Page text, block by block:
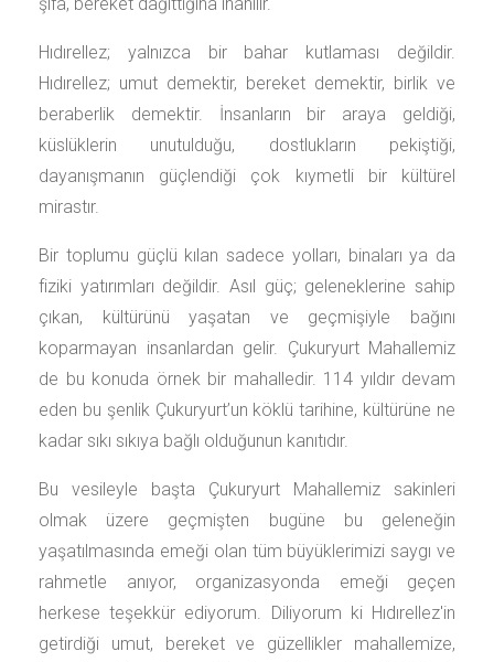
Hıdırellez; yalnızca bir bahar kutlaması değildir.
Hıdırellez; umut demektir, bereket demektir, birlik ve
beraberlik demektir. İnsanların bir araya geldiği,
küslüklerin unutulduğu, dostlukların pekiştiği,
dayanışmanın güçlendiği çok kıymetli bir kültürel
mirastır.
Bir toplumu güçlü kılan sadece yolları, binaları ya da
fiziki yatırımları değildir. Asıl güç; geleneklerine sahip
çıkan, kültürünü yaşatan ve geçmişiyle bağını
koparmayan insanlardan gelir. Çukuryurt Mahallemiz
de bu konuda örnek bir mahalledir. 114 yıldır devam
eden bu şenlik Çukuryurt’un köklü tarihine, kültürüne ne
kadar sıkı sıkıya bağlı olduğunun kanıtıdır.
Bu vesileyle başta Çukuryurt Mahallemiz sakinleri
olmak üzere geçmişten bugüne bu geleneğin
yaşatılmasında emeği olan tüm büyüklerimizi saygı ve
rahmetle anıyor, organizasyonda emeği geçen
herkese teşekkür ediyorum. Diliyorum ki Hıdırellez'in
getirdiği umut, bereket ve güzellikler mahallemize,